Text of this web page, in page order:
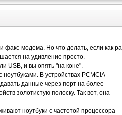
факс-модема. Но что делать, если как
на удивление просто.
USB, и вы опять "на коне".
В устройствах PCMCIA
данные через порт на более
золотистую полоску. Так вот, она
ноутбуки с частотой процессора